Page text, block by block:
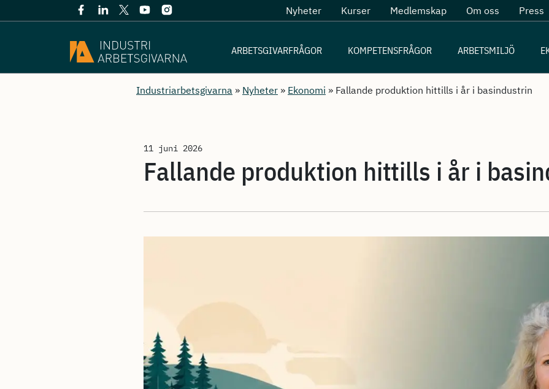
Nyheter Kurser Medlemskap Om oss Press
ARBETSGIVARFRÅGOR KOMPETENSFRÅGOR ARBETSMILJÖ
Industriarbetsgivarna » Nyheter » Ekonomi » Fallande produktion hittills i år i basindustrin
11 juni 2026
Fallande produktion hittills i år i